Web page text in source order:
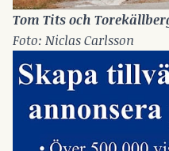
Foto: Niclas Carlsson